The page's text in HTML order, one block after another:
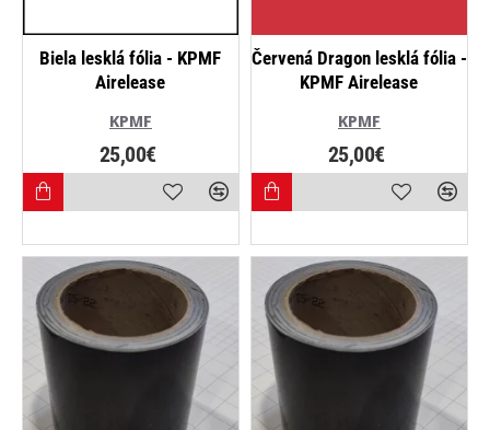
NAJPREDÁVANEJŠIE
KPMF
Biela lesklá fólia - KPMF
Airelease
25,00€
KPMF
Červená Dragon lesklá fólia -
KPMF Airelease
25,00€